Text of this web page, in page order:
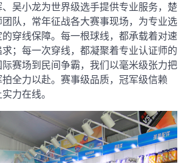
吴小龙为世界级选手提供专业服务， 楚
队，常年征战各大赛事现场，为专业选
穿线保障。每一根球线，都承载着对速
；每一次穿线，都凝聚着专业认证师的
赛场到民间争霸，我们以毫米级张力把
全力以赴。赛事级品质，冠军级信赖
力在线。